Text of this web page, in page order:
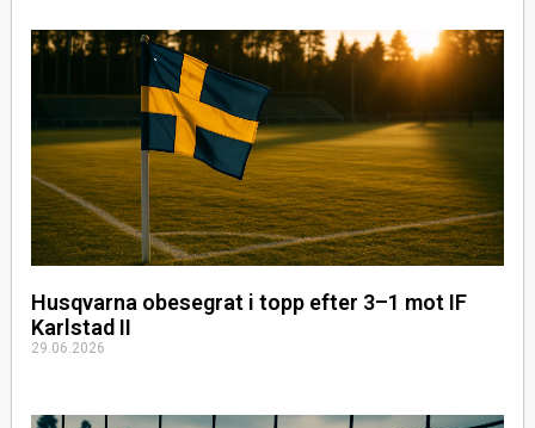
Husqvarna obesegrat i topp efter 3–1 mot IF
Karlstad II
29.06.2026